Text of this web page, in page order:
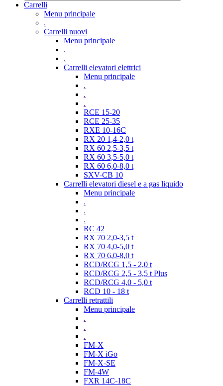
Carrelli
Menu principale
.
Carrelli nuovi
Menu principale
.
.
Carrelli elevatori elettrici
Menu principale
.
.
.
RCE 15-20
RCE 25-35
RXE 10-16C
RX 20 1,4-2,0 t
RX 60 2,5-3,5 t
RX 60 3,5-5,0 t
RX 60 6,0-8,0 t
SXV-CB 10
Carrelli elevatori diesel e a gas liquido
Menu principale
.
.
.
RC 42
RX 70 2,0-3,5 t
RX 70 4,0-5,0 t
RX 70 6,0-8,0 t
RCD/RCG 1,5 - 2,0 t
RCD/RCG 2,5 - 3,5 t Plus
RCD/RCG 4,0 - 5,0 t
RCD 10 - 18 t
Carrelli retrattili
Menu principale
.
.
.
FM-X
FM-X iGo
FM-X-SE
FM-4W
FXR 14C-18C